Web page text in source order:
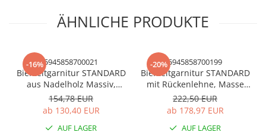
ÄHNLICHE PRODUKTE
-16%5945858700021
Bierzeltgarnitur STANDARD
aus Nadelholz Massiv,
2200x700 mm für Terrasse,
Garten, 1 Tisch und 2
Bänke, Farbe Natur
154,78 EUR
ab 130,40 EUR
AUF LAGER
-20%5945858700199
Bierzeltgarnitur STANDARD
mit Rückenlehne, Masse
220x70 cm, aus Nadelholz
Massiv für Terrasse,
Garten, 1 Tisch und 2
Bänke, Farbe Natur
222,50 EUR
ab 178,97 EUR
AUF LAGER